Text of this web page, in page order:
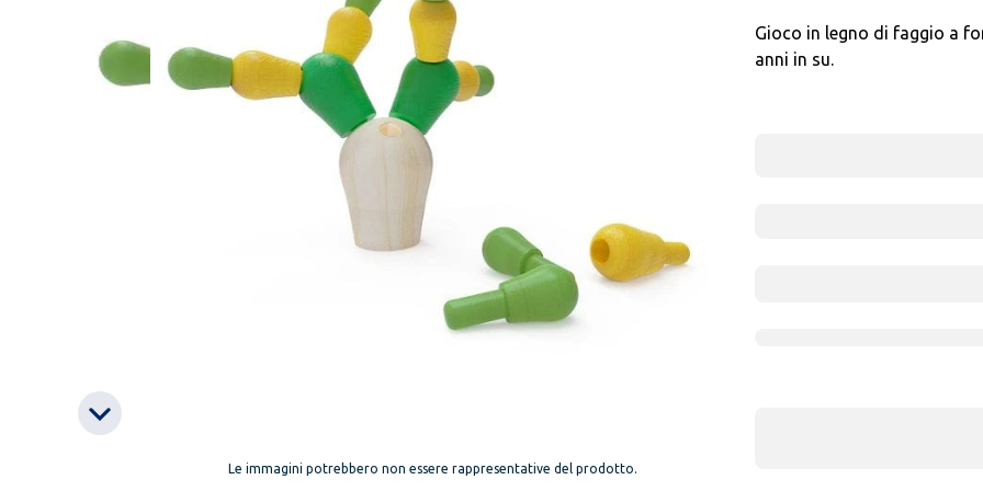
Le immagini potrebbero non essere rappresentative del prodotto.
Gioco in legno di faggio a
anni in su.